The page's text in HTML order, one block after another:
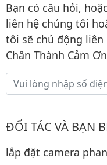
Bạn có câu hỏi,
liên hệ chúng tôi
tôi sẽ chủ động liên
Chân Thành Cảm
ĐỐI TÁC VÀ BẠN
lắp đặt camera